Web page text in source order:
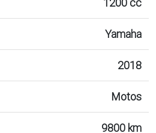
Yamaha
2018
Motos
9800 km